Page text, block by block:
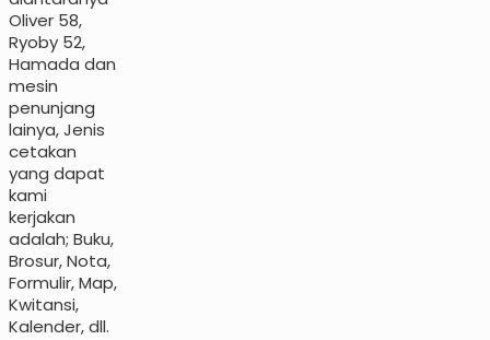
Oliver 58,
Ryoby 52,
Hamada dan
mesin
penunjang
lainya, Jenis
cetakan
yang dapat
kami
kerjakan
adalah; Buku,
Brosur, Nota,
Formulir, Map,
Kwitansi,
Kalender, dll.